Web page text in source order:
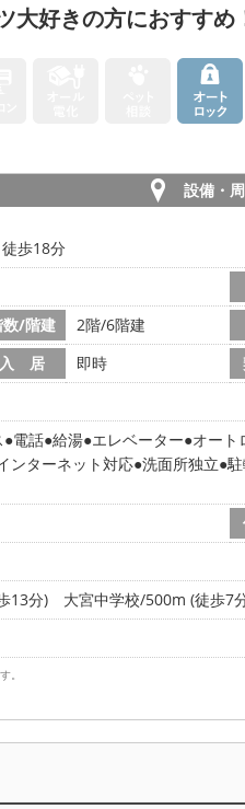
大好きの方におすすめ
設備・
歩18分
数/階建 2階/6階建
入 居 即時
電話 給湯 エレベーター オート
ンターネット対応 洗面所独立
13分)
大宮中学校/500m (徒歩7
。